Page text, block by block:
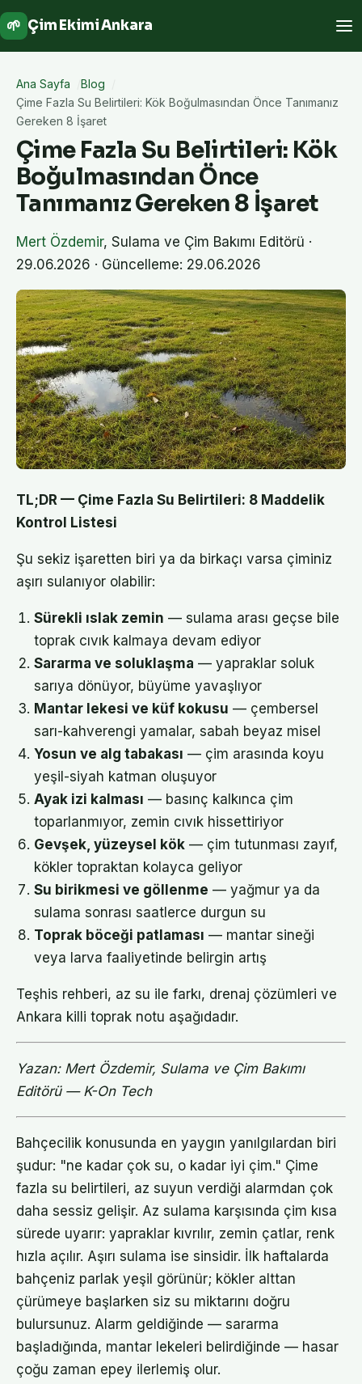
🌱 Çim Ekimi Ankara
Ana Sayfa
Blog
Çime Fazla Su Belirtileri: Kök Boğulmasından Önce Tanımanız
Gereken 8 İşaret
Çime Fazla Su Belirtileri: Kök
Boğulmasından Önce
Tanımanız Gereken 8 İşaret
Mert Özdemir, Sulama ve Çim Bakımı Editörü ·
29.06.2026 · Güncelleme: 29.06.2026
TL;DR — Çime Fazla Su Belirtileri: 8 Maddelik
Kontrol Listesi
Şu sekiz işaretten biri ya da birkaçı varsa çiminiz
aşırı sulanıyor olabilir:
Sürekli ıslak zemin — sulama arası geçse bile
toprak cıvık kalmaya devam ediyor
Sararma ve soluklaşma — yapraklar soluk
sarıya dönüyor, büyüme yavaşlıyor
Mantar lekesi ve küf kokusu — çembersel
sarı-kahverengi yamalar, sabah beyaz misel
Yosun ve alg tabakası — çim arasında koyu
yeşil-siyah katman oluşuyor
Ayak izi kalması — basınç kalkınca çim
toparlanmıyor, zemin cıvık hissettiriyor
Gevşek, yüzeysel kök — çim tutunması zayıf,
kökler topraktan kolayca geliyor
Su birikmesi ve göllenme — yağmur ya da
sulama sonrası saatlerce durgun su
Toprak böceği patlaması — mantar sineği
veya larva faaliyetinde belirgin artış
Teşhis rehberi, az su ile farkı, drenaj çözümleri ve
Ankara killi toprak notu aşağıdadır.
Yazan: Mert Özdemir, Sulama ve Çim Bakımı
Editörü — K-On Tech
Bahçecilik konusunda en yaygın yanılgılardan biri
şudur: "ne kadar çok su, o kadar iyi çim." Çime
fazla su belirtileri, az suyun verdiği alarmdan çok
daha sessiz gelişir. Az sulama karşısında çim kısa
sürede uyarır: yapraklar kıvrılır, zemin çatlar, renk
hızla açılır. Aşırı sulama ise sinsidir. İlk haftalarda
bahçeniz parlak yeşil görünür; kökler alttan
çürümeye başlarken siz su miktarını doğru
bulursunuz. Alarm geldiğinde — sararma
başladığında, mantar lekeleri belirdiğinde — hasar
çoğu zaman epey ilerlemiş olur.